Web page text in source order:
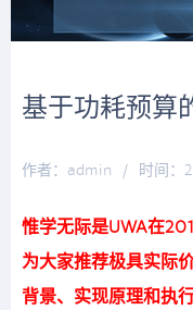
基于功耗预算
作者：admin / 时间：
惟学无际是UWA在
为大家推荐极具实际
背景、实现原理和执